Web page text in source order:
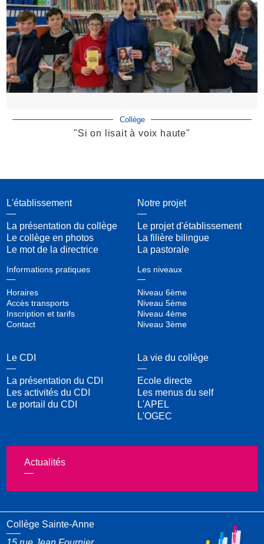
Collège
"Si on lisait à voix haute"
L'établissement
La présentation du collège
Le collège en photos
Le mot de la directrice
Informations pratiques
Horaires
Accès transports
Inscription et tarifs
Contact
Notre projet
Le projet d'établissement
La filière bilingue
La pastorale
Les niveaux
Niveau 6ème
Niveau 5ème
Niveau 4ème
Niveau 3ème
Le CDI
La présentation du CDI
Les activités du CDI
Le portail du CDI
La vie du collège
Ecole directe
Les menus du self
L'APEL
L'OGEC
Actualités
Collège Sainte-Anne